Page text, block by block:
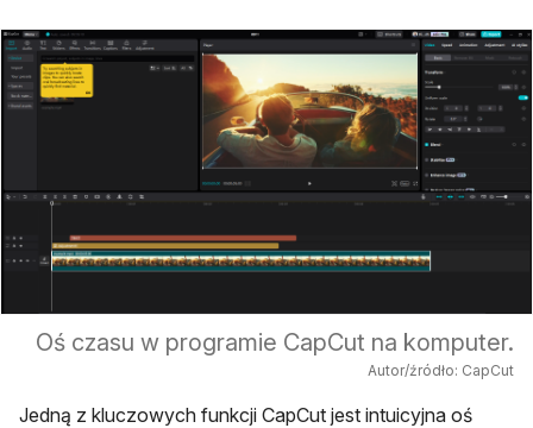
Oś czasu w programie CapCut na komputer.
Autor/źródło: CapCut
Jedną z kluczowych funkcji CapCut jest intuicyjna oś